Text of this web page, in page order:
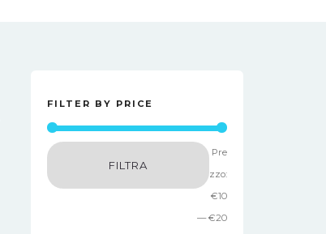
FILTER BY PRICE
Prezzo
Min
Prezzo
Max
FILTRA
Pre
zzo:
€10
—€20